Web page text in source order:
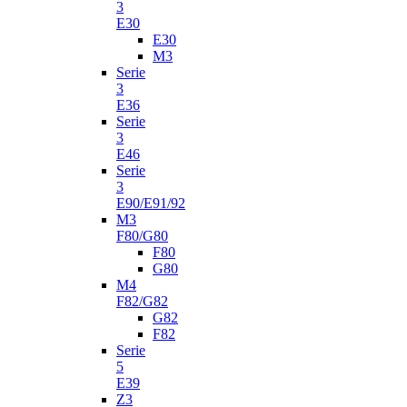
3
E30
E30
M3
Serie
3
E36
Serie
3
E46
Serie
3
E90/E91/92
M3
F80/G80
F80
G80
M4
F82/G82
G82
F82
Serie
5
E39
Z3